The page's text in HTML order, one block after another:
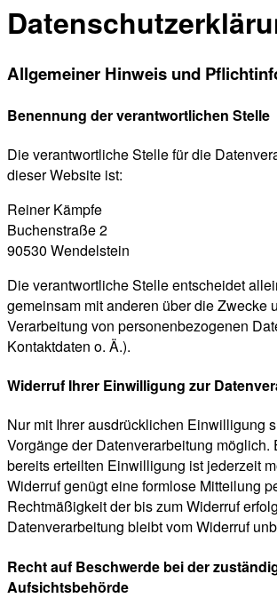
Allgemeiner Hinweis und
Benennung der verantwortlichen Stelle
Die verantwortliche Stelle für die
dieser Website ist:
Reiner Kämpfe
Buchenstraße 2
90530 Wendelstein
Die verantwortliche Stelle entscheidet
gemeinsam mit anderen über die Zwecke
Verarbeitung von personenbezogenen
Kontaktdaten o. Ä.).
Widerruf Ihrer Einwilligung zur
Nur mit Ihrer ausdrücklichen Einwilligung
Vorgänge der Datenverarbeitung möglich.
bereits erteilten Einwilligung ist jederzeit
Widerruf genügt eine formlose Mitteilung
Rechtmäßigkeit der bis zum Widerruf
Datenverarbeitung bleibt vom Widerruf
Recht auf Beschwerde bei der
Aufsichtsbehörde